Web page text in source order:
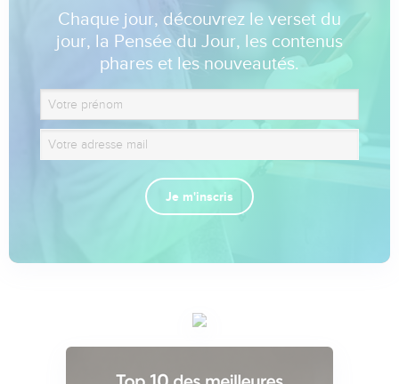
Chaque jour, découvrez le verset du
jour, la Pensée du Jour, les contenus
phares et les nouveautés.
Je m'inscris